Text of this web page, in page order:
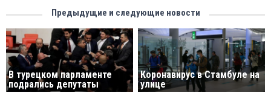
Предыдущие и следующие новости
В турецком парламенте
подрались депутаты
Коронавирус в Стамбуле на
улице